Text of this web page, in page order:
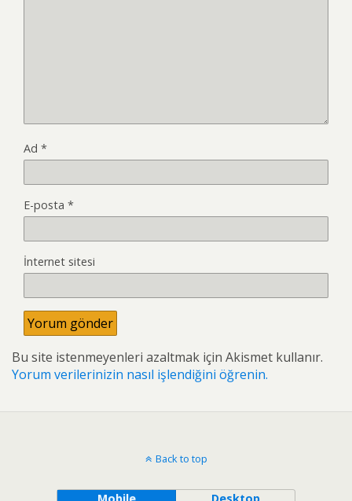
Ad *
E-posta *
İnternet sitesi
Bu site istenmeyenleri azaltmak için Akismet kullanır.
Yorum verilerinizin nasıl işlendiğini öğrenin.
Back to top